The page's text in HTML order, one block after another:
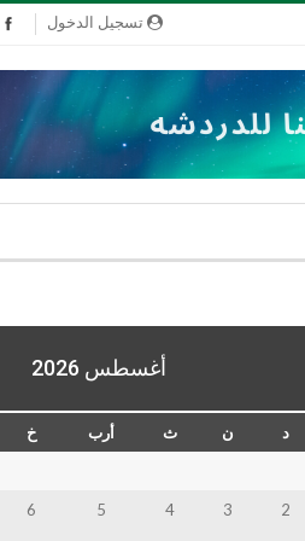
تسجيل الدخول
أغسطس 2026
د ن ث أرب خ
2
3
4
5
6